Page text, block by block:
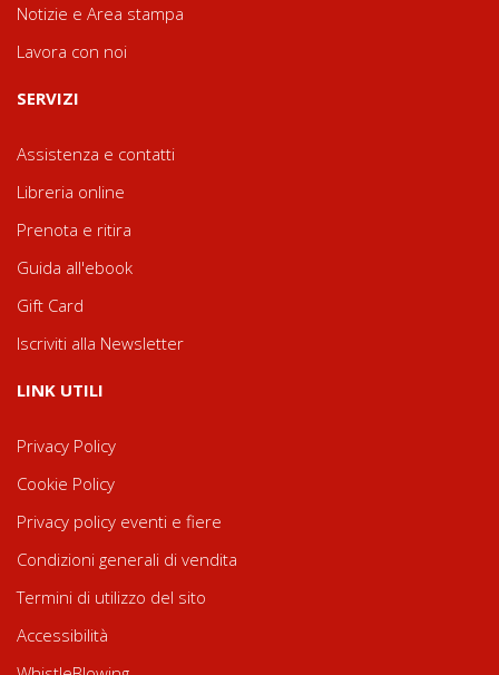
Notizie e Area stampa
Lavora con noi
SERVIZI
Assistenza e contatti
Libreria online
Prenota e ritira
Guida all'ebook
Gift Card
Iscriviti alla Newsletter
LINK UTILI
Privacy Policy
Cookie Policy
Privacy policy eventi e fiere
Condizioni generali di vendita
Termini di utilizzo del sito
Accessibilità